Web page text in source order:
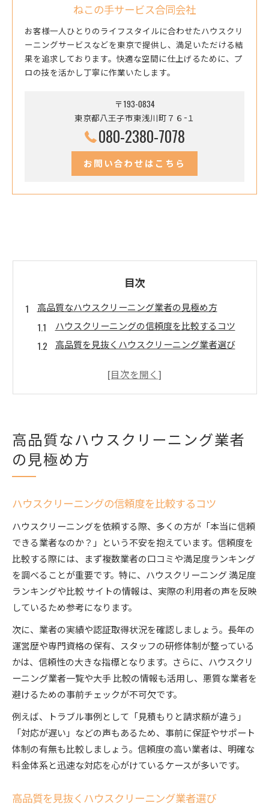
ねこの手サービス合同会社
お客様一人ひとりのライフスタイルに合わせたハウスクリ
ーニングサービスなどを東京で提供し、満足いただける結
果を追求しております。快適な空間に仕上げるために、プ
ロの技を活かし丁寧に作業いたします。
〒193-0834
東京都八王子市東浅川町７６−１
080-2380-7078
お問い合わせはこちら
目次
高品質なハウスクリーニング業者の見極め方
ハウスクリーニングの信頼度を比較するコツ
高品質を見抜くハウスクリーニング業者選び
ハウスクリーニング業者おすすめの基準とは
ハウスクリーニング失敗を防ぐ事前確認事項
悪質なハウスクリーニング業者を見抜く方法
ハウスクリーニング比較サイト活用のポイント
満足度が高いハウスクリーニングの特徴とは
ハウスクリーニング満足度ランキングの見方
技術と対応力が高評価のハウスクリーニング
丁寧な作業が満足度につながる理由
ハウスクリーニングでリピートされる条件
スタッフ対応と保証が安心のカギとなる
信頼できるハウスクリーニングを選ぶ秘訣
ハウスクリーニングの信頼性は実績で判断
高品質なハウスクリーニングの選び方ガイド
スタッフの技術力で安心を得るポイント
口コミや体験談で信頼できる業者を探す
複数業者の比較で納得の選択を実現
悪質業者を回避するハウスクリーニング比較法
悪質なハウスクリーニング業者の特徴に注意
ハウスクリーニング悪質トラブルの回避策
高品質なハウスクリーニング業者
の見極め方
ハウスクリーニングの信頼度を比較するコツ
ハウスクリーニングを依頼する際、多くの方が「本当に信頼
できる業者なのか？」という不安を抱えています。信頼度を
比較する際には、まず複数業者の口コミや満足度ランキング
を調べることが重要です。特に、ハウスクリーニング 満足度
ランキングや比較 サイトの情報は、実際の利用者の声を反映
しているため参考になります。
次に、業者の実績や認証取得状況を確認しましょう。長年の
運営歴や専門資格の保有、スタッフの研修体制が整っている
かは、信頼性の大きな指標となります。さらに、ハウスクリ
ーニング業者一覧や大手 比較の情報も活用し、悪質な業者を
避けるための事前チェックが不可欠です。
例えば、トラブル事例として「見積もりと請求額が違う」
「対応が遅い」などの声もあるため、事前に保証やサポート
体制の有無も比較しましょう。信頼度の高い業者は、明確な
料金体系と迅速な対応を心がけているケースが多いです。
高品質を見抜くハウスクリーニング業者選び